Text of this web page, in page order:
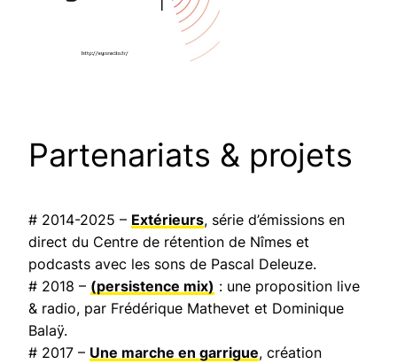
Partenariats & projets
# 2014-2025 – Extérieurs, série d’émissions en
direct du Centre de rétention de Nîmes et
podcasts avec les sons de Pascal Deleuze.
# 2018 – (persistence mix) : une proposition live
& radio, par Frédérique Mathevet et Dominique
Balaÿ.
# 2017 – Une marche en garrigue, création